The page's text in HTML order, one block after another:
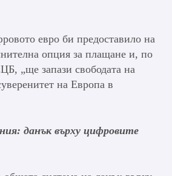
евро би предоставило на
опция за плащане и, по
„ще запази свободата на
на Европа в
данък върху цифровите